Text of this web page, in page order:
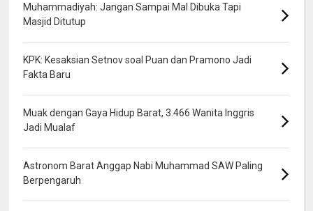
Muhammadiyah: Jangan Sampai Mal Dibuka Tapi
Masjid Ditutup
KPK: Kesaksian Setnov soal Puan dan Pramono Jadi
Fakta Baru
Muak dengan Gaya Hidup Barat, 3.466 Wanita Inggris
Jadi Mualaf
Astronom Barat Anggap Nabi Muhammad SAW Paling
Berpengaruh